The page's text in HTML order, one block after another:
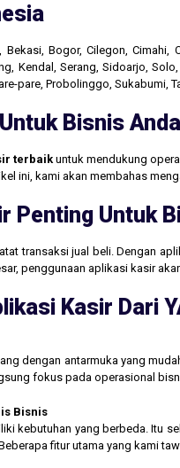
Bogor, Cilegon,
Kendal, Serang, Sidoarjo,
pare, Probolinggo, Sukabumi,
Bisnis Anda
terbaikuntuk mendukung
ini, kami akan membahas
Penting Untuk
transaksi jual beli. Dengan
penggunaan aplikasi kasir
Kasir Dari
dengan antarmuka yang
fokus pada operasional
Bisnis
kebutuhan yang berbeda. Itu
fitur utama yang kami